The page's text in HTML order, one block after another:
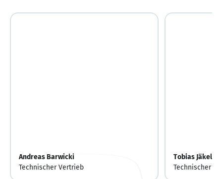
Andreas Barwicki
Technischer Vertrieb
Tobias Jäkel
Technischer